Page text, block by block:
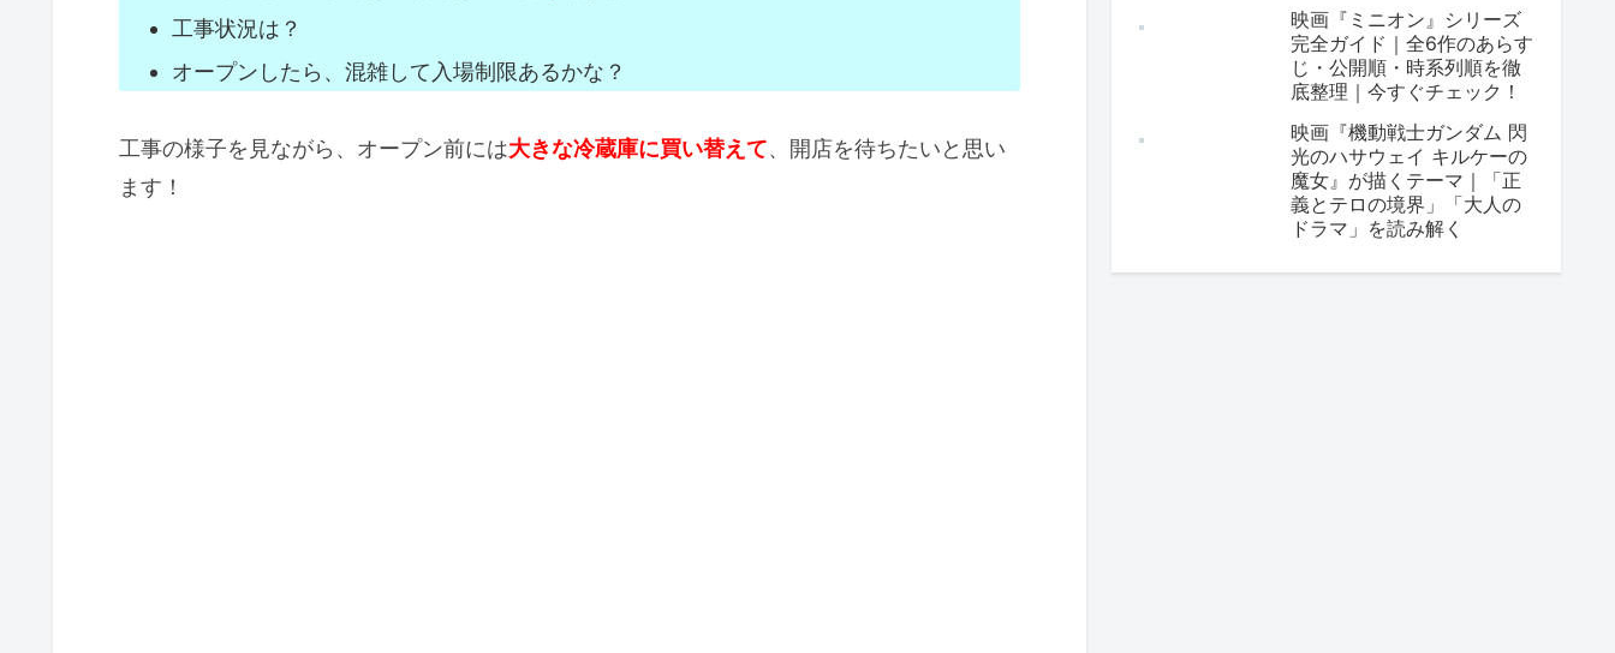
工事状況は？
オープンしたら、混雑して入場制限あるかな？
工事の様子を見ながら、オープン前には大きな冷蔵庫に買い替えて、開店を待ちたいと思い
ます！
映画『ミニオン』シリーズ
完全ガイド｜全6作のあらす
じ・公開順・時系列順を徹
底整理｜今すぐチェック！
映画『機動戦士ガンダム 閃
光のハサウェイ キルケーの
魔女』が描くテーマ｜「正
義とテロの境界」「大人の
ドラマ」を読み解く